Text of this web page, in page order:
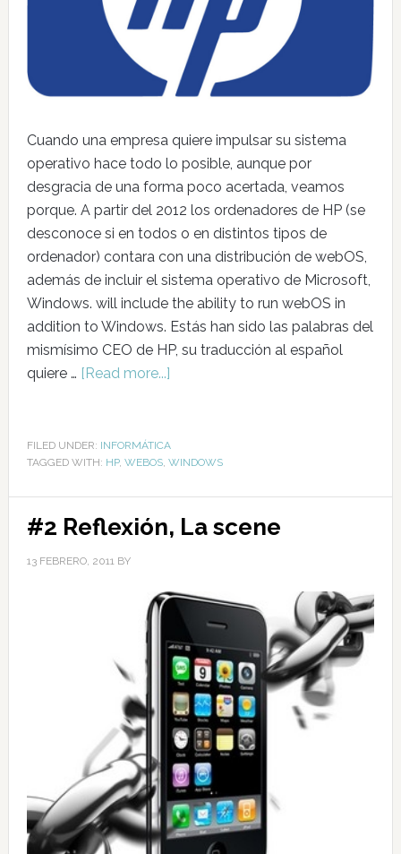
Cuando una empresa quiere impulsar su sistema
operativo hace todo lo posible, aunque por
desgracia de una forma poco acertada, veamos
porque. A partir del 2012 los ordenadores de HP (se
desconoce si en todos o en distintos tipos de
ordenador) contara con una distribución de webOS,
además de incluir el sistema operativo de Microsoft,
Windows. will include the ability to run webOS in
addition to Windows. Estás han sido las palabras del
mismísimo CEO de HP, su traducción al español
quiere … [Read more...]
FILED UNDER: INFORMÁTICA
TAGGED WITH: HP, WEBOS, WINDOWS
#2 Reflexión, La scene
13 FEBRERO, 2011BY